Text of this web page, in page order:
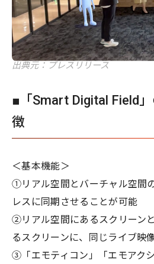
出典元：プレスリリース
■「Smart Digital Field
徴
＜基本機能＞
①リアル空間とバーチャル空間
レスに同期させることが可能
②リアル空間にあるスクリーン
るスクリーンに、同じライブ映
③「エモティコン」「エモアク